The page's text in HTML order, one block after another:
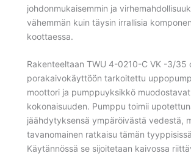
johdonmukaisemmin ja
vähemmän kuin täysin irrallisia
koottaessa.
Rakenteeltaan TWU 4-0210-C VK -3/35
porakaivokäyttöön tarkoitettu
moottori ja pumppuyksikkö
kokonaisuuden. Pumppu toimii
jäähdytyksensä ympäröivästä vedestä,
tavanomainen ratkaisu tämän
Käytännössä se sijoitetaan kaivossa